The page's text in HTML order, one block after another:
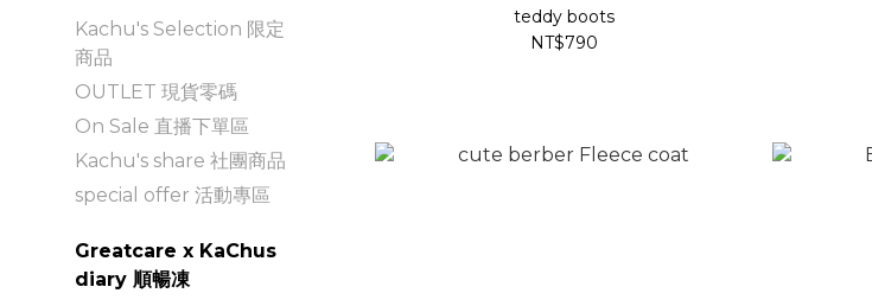
Kachu's Selection 限定
商品
OUTLET 現貨零碼
On Sale 直播下單區
Kachu's share 社團商品
special offer 活動專區
Greatcare x KaChus
diary 順暢凍
teddy boots
NT$790